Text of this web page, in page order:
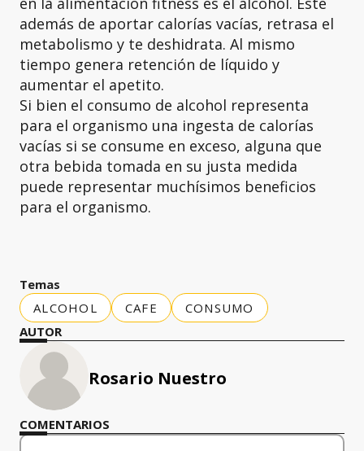
además de aportar calorías vacías, retrasa el
metabolismo y te deshidrata. Al mismo
tiempo genera retención de líquido y
aumentar el apetito.
Si bien el consumo de alcohol representa
para el organismo una ingesta de calorías
vacías si se consume en exceso, alguna que
otra bebida tomada en su justa medida
puede representar muchísimos beneficios
para el organismo.
Temas
ALCOHOL
CAFE
CONSUMO
AUTOR
Rosario Nuestro
COMENTARIOS